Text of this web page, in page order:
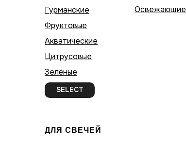
Гурманские
Фруктовые
Акватические
Цитрусовые
Зелёные
Освежающие
SELECT
ДЛЯ СВЕЧЕЙ